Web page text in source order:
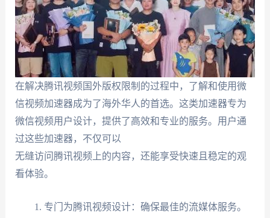
在解决腾讯视频国外版权限制的过程中，了解和使用微
信视频加速器成为了海外华人的首选。这类加速器专为
微信视频用户设计，提供了高效和专业的服务。用户通
过这些加速器，不仅可以
无缝访问腾讯视频上的内容，还能享受快速且稳定的观
看体验。
专门为腾讯视频设计：确保最佳的流媒体服务。